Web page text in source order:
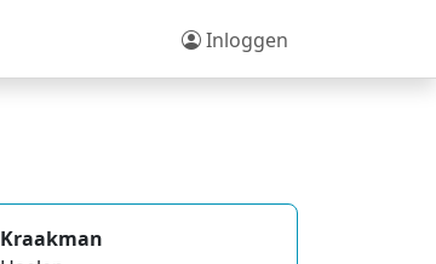
Inloggen
Kraakman